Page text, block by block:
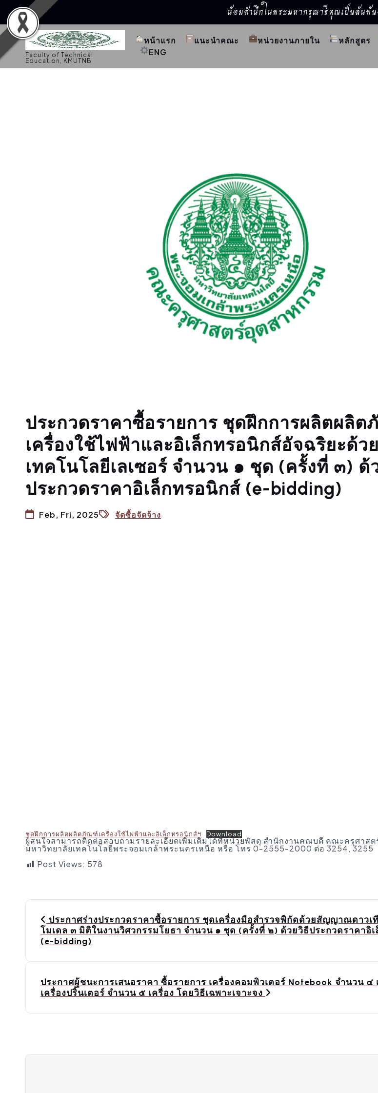
น้อมสำนึกในพระมหากรุณาธิคุณเป็นล้นพ้
S
k
t
o
Faculty of Technical
Education, KMUTNB
หน้าแรก แนะนำคณะ หน่วยงานภายใน หลักสูตร
ENG
ประกวดราคาซื้อรายการ ชุดฝึกการผลิตผลิ
เครื่องใช้ไฟฟ้าและอิเล็กทรอนิกส์อัจฉริยะด้วย
เทคโนโลยีเลเซอร์ จำนวน ๑ ชุด (ครั้งที่ ๓) ด้
ประกวดราคาอิเล็กทรอนิกส์ (e-bidding)
Feb, Fri, 2025 จัดซื้อจัดจ้าง
ชุดฝึกการผลิตผลิตภัณฑ์เครื่องใช้ไฟฟ้าและอิเล็กทรอนิกส์ฯ Download
ผู้สนใจสามารถติดต่อสอบถามรายละเอียดเพิ่มเติมได้ที่หน่วยพัสดุ สำนักงานคณบดี คณะครุศาสต
มหาวิทยาลัยเทคโนโลยีพระจอมเกล้าพระนครเหนือ หรือ โทร 0-2555-2000 ต่อ 3254, 3255
Post Views: 578
ประกาศร่างประกวดราคาซื้อรายการ ชุดเครื่องมือสำรวจพิกัดด้วยสัญญาณดาวเ
โมเดล ๓ มิติในงานวิศวกรรมโยธา จำนวน ๑ ชุด (ครั้งที่ ๒) ด้วยวิธีประกวดราคาอิ
(e-bidding)
ประกาศผู้ชนะการเสนอราคา ซื้อรายการ เครื่องคอมพิวเตอร์ Notebook จำนวน ๔
เครื่องปริ้นเตอร์ จำนวน ๕ เครื่อง โดยวิธีเฉพาะเจาะจง